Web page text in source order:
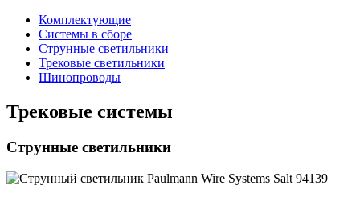
Комплектующие
Системы в сборе
Струнные светильники
Трековые светильники
Шинопроводы
Трековые системы
Струнные светильники